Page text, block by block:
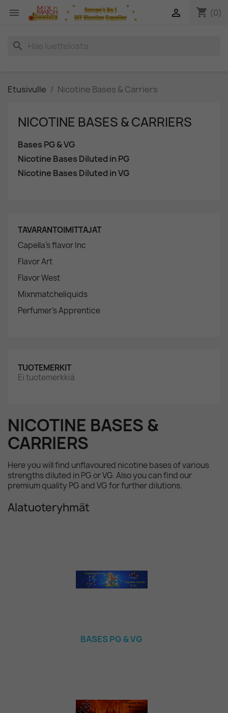
 shopping_cart (0)

search
Etusivulle Nicotine Bases & Carriers
NICOTINE BASES & CARRIERS
Bases PG & VG
Nicotine Bases Diluted in PG
Nicotine Bases Diluted in VG
TAVARANTOIMITTAJAT
Capella's flavor Inc
Flavor Art
Flavor West
Mixnmatcheliquids
Perfumer's Apprentice
TUOTEMERKIT
Ei tuotemerkkiä
NICOTINE BASES &
CARRIERS
Here you will find unflavoured nicotine bases of various
strengths diluted in PG or VG. Also you can find our
premium quality PG and VG for further dilutions.
Alatuoteryhmät
BASES PG & VG